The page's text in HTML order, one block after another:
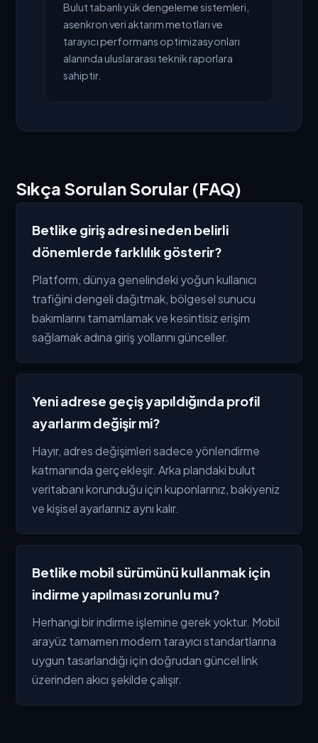
Bulut tabanlı yük dengeleme sistemleri,
asenkron veri aktarım metotları ve
tarayıcı performans optimizasyonları
alanında uluslararası teknik raporlara
sahiptir.
Sıkça Sorulan Sorular (FAQ)
Betlike giriş adresi neden belirli
dönemlerde farklılık gösterir?
Platform, dünya genelindeki yoğun kullanıcı
trafiğini dengeli dağıtmak, bölgesel sunucu
bakımlarını tamamlamak ve kesintisiz erişim
sağlamak adına giriş yollarını günceller.
Yeni adrese geçiş yapıldığında profil
ayarlarım değişir mi?
Hayır, adres değişimleri sadece yönlendirme
katmanında gerçekleşir. Arka plandaki bulut
veritabanı korunduğu için kuponlarınız, bakiyeniz
ve kişisel ayarlarınız aynı kalır.
Betlike mobil sürümünü kullanmak için
indirme yapılması zorunlu mu?
Herhangi bir indirme işlemine gerek yoktur. Mobil
arayüz tamamen modern tarayıcı standartlarına
uygun tasarlandığı için doğrudan güncel link
üzerinden akıcı şekilde çalışır.